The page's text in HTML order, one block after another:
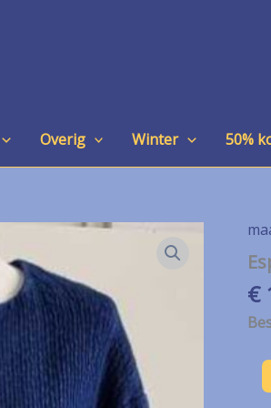
Overig Winter 50%
€
Esprit